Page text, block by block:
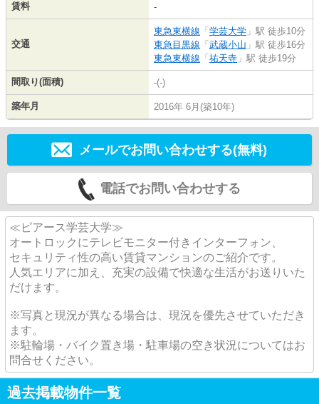
賃料 -
交通
東急東横線 「 学芸大学 」駅 徒歩10分
東急目黒線 「 武蔵小山 」駅 徒歩16分
東急東横線 「 祐天寺 」駅 徒歩19分
間取り(面積) -(-)
築年月 2016年 6月(築10年)
メールでお問い合わせする(無料)
電話でお問い合わせする
≪ピアース学芸大学≫
オートロックにテレビモニター付きインターフォン、
セキュリティ性の高い賃貸マンションのご紹介です。
人気エリアに加え、充実の設備で快適な生活がお送りいた
だけます。
※写真と現況が異なる場合は、現況を優先させていただき
ます。
※駐輪場・バイク置き場・駐車場の空き状況についてはお
問合せください。
過去掲載物件一覧